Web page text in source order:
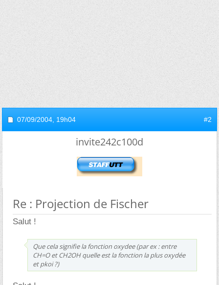
07/09/2004, 19h04 #2
invite242c100d
Re : Projection de Fischer
Salut !
Que cela signifie la fonction oxydee (par ex : entre
CH=O et CH2OH quelle est la fonction la plus oxydée
et pkoi ?)